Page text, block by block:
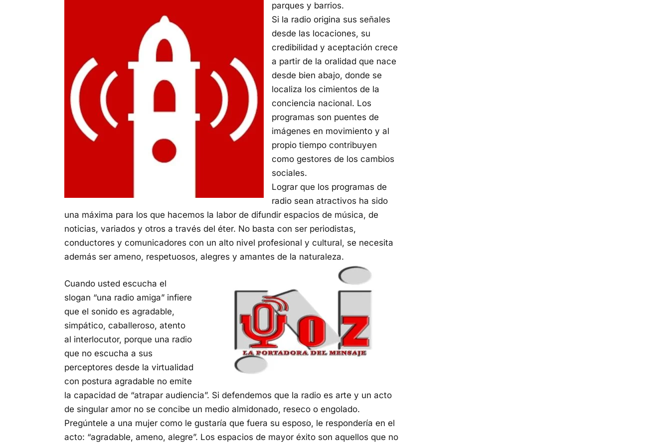
parques y barrios.
Si la radio origina sus señales
desde las locaciones, su
credibilidad y aceptación crece
a partir de la oralidad que nace
desde bien abajo, donde se
localiza los cimientos de la
conciencia nacional. Los
programas son puentes de
imágenes en movimiento y al
propio tiempo contribuyen
como gestores de los cambios
sociales.
Lograr que los programas de
radio sean atractivos ha sido
una máxima para los que hacemos la labor de difundir espacios de música, de
noticias, variados y otros a través del éter. No basta con ser periodistas,
conductores y comunicadores con un alto nivel profesional y cultural, se necesita
además ser ameno, respetuosos, alegres y amantes de la naturaleza.
Cuando usted escucha el
slogan “una radio amiga” infiere
que el sonido es agradable,
simpático, caballeroso, atento
al interlocutor, porque una radio
que no escucha a sus
perceptores desde la virtualidad
con postura agradable no emite
la capacidad de “atrapar audiencia”. Si defendemos que la radio es arte y un acto
de singular amor no se concibe un medio almidonado, reseco o engolado.
Pregúntele a una mujer como le gustaría que fuera su esposo, le respondería en el
acto: “agradable, ameno, alegre”. Los espacios de mayor éxito son aquellos que no